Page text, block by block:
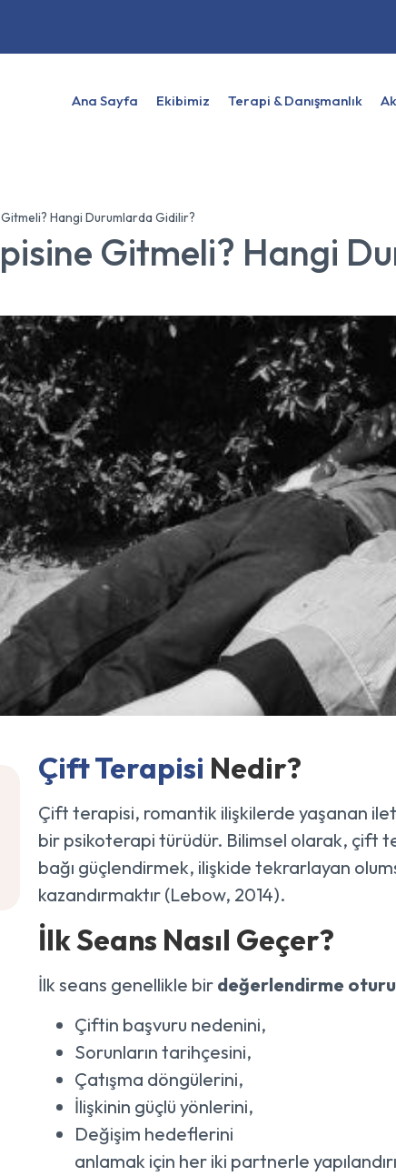
Ana Sayfa Ekibimiz Terapi & Danışmanlık
Hangi Durumlarda Gidilir?
Gitmeli? Hangi
Çift Terapisi Nedir?
Çift terapisi, romantik ilişkilerde yaşanan
bir psikoterapi türüdür. Bilimsel olarak, çift
bağı güçlendirmek, ilişkide tekrarlayan
kazandırmaktır (Lebow, 2014).
İlk Seans Nasıl Geçer?
İlk seans genellikle bir değerlendirme
Çiftin başvuru nedenini,
Sorunların tarihçesini,
Çatışma döngülerini,
İlişkinin güçlü yönlerini,
Değişim hedeflerini
anlamak için her iki partnerle